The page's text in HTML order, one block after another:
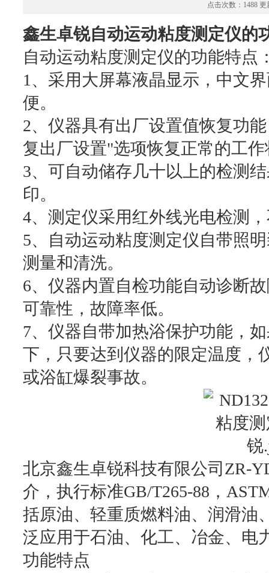
点击次数：1488 更
鑫生卓锐自动运动粘度测定仪的
自动运动粘度测定仪的功能特点
1、采用大屏幕液晶显示，中文
便。
2、仪器具有出厂设置值恢复功
复出厂设置"选项恢复正常的工
3、可自动储存几十以上的检测
印。
4、测定仪采用红外线光电检测
5、自动运动粘度测定仪自带照
测量和清洗。
6、仪器内置自检功能自动诊断
可靠性，故障率低。
7、仪器自带加热浴保护功能，
下，只要达到仪器的限定温度，
或浴缸爆裂事故。
北京鑫生卓锐科技有限公司ZR-
介，执行标准GB/T265-88，
括原油、轻重质燃料油、润滑油
泛应用于石油、化工、冶金、电
功能特点